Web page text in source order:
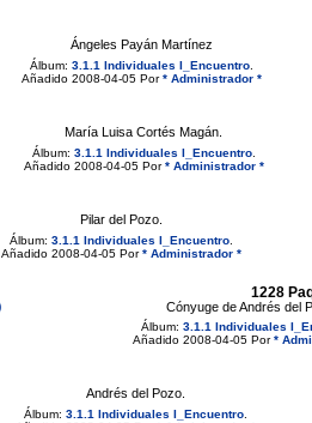
Ángeles Payán Martínez
Álbum: 3.1.1 Individuales I_Encuentro.
Añadido 2008-04-05 Por* Administrador *
María Luisa Cortés Magán.
Álbum: 3.1.1 Individuales I_Encuentro.
Añadido 2008-04-05 Por* Administrador *
Pilar del Pozo.
Álbum: 3.1.1 Individuales I_Encuentro.
Añadido 2008-04-05 Por* Administrador *
1228
Cónyuge de Andrés del
Álbum: 3.1.1 Individuales
Añadido 2008-04-05 Por*
Andrés del Pozo.
Álbum: 3.1.1 Individuales I_Encuentro.